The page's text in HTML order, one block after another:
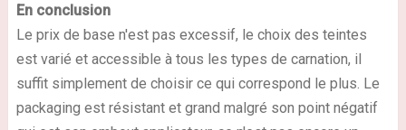
En conclusion
Le prix de base n'est pas excessif, le choix des teintes
est varié et accessible à tous les types de carnation, il
suffit simplement de choisir ce qui correspond le plus. Le
packaging est résistant et grand malgré son point négatif